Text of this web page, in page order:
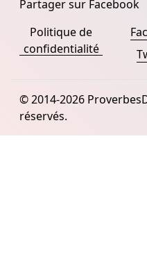
Partager sur Facebook
Politique de
confidentialité
© 2014-2026
réservés.